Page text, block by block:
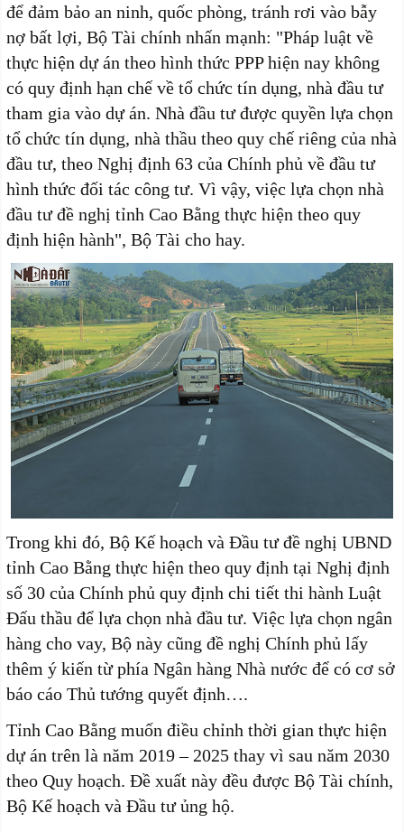
để đảm bảo an ninh, quốc phòng, tránh rơi vào bẫy
nợ bất lợi, Bộ Tài chính nhấn mạnh: "Pháp luật về
thực hiện dự án theo hình thức PPP hiện nay không
có quy định hạn chế về tổ chức tín dụng, nhà đầu tư
tham gia vào dự án. Nhà đầu tư được quyền lựa chọn
tổ chức tín dụng, nhà thầu theo quy chế riêng của nhà
đầu tư, theo Nghị định 63 của Chính phủ về đầu tư
hình thức đối tác công tư. Vì vậy, việc lựa chọn nhà
đầu tư đề nghị tỉnh Cao Bằng thực hiện theo quy
định hiện hành", Bộ Tài cho hay.
Trong khi đó, Bộ Kế hoạch và Đầu tư đề nghị UBND
tỉnh Cao Bằng thực hiện theo quy định tại Nghị định
số 30 của Chính phủ quy định chi tiết thi hành Luật
Đấu thầu để lựa chọn nhà đầu tư. Việc lựa chọn ngân
hàng cho vay, Bộ này cũng đề nghị Chính phủ lấy
thêm ý kiến từ phía Ngân hàng Nhà nước để có cơ sở
báo cáo Thủ tướng quyết định….
Tỉnh Cao Bằng muốn điều chỉnh thời gian thực hiện
dự án trên là năm 2019 – 2025 thay vì sau năm 2030
theo Quy hoạch. Đề xuất này đều được Bộ Tài chính,
Bộ Kế hoạch và Đầu tư ủng hộ.